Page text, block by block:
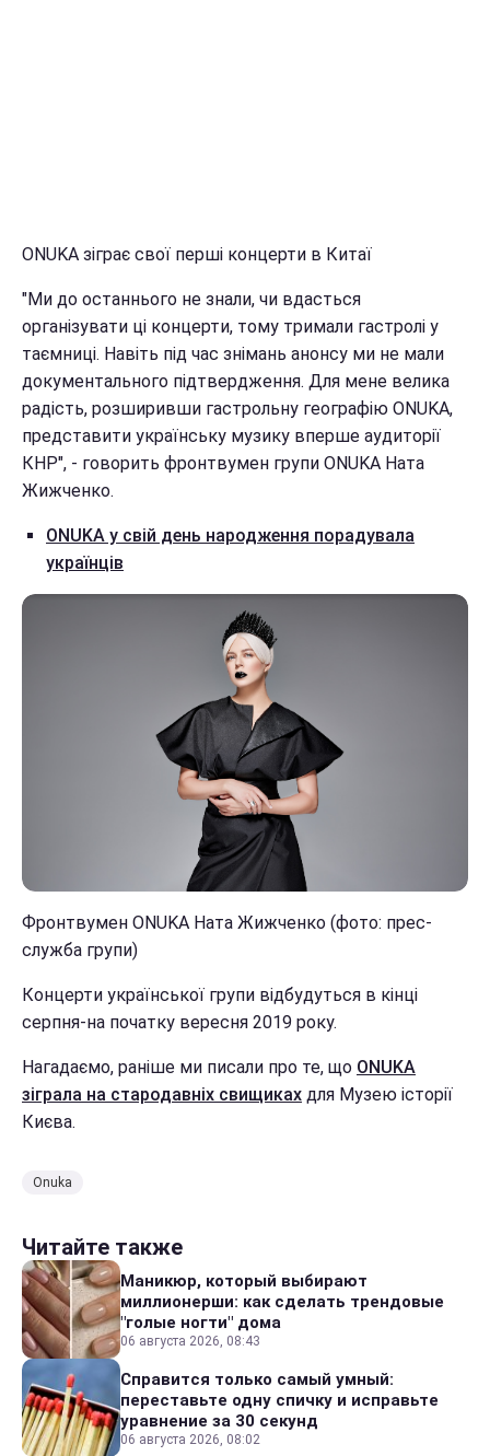
ONUKA зіграє свої перші концерти в Китаї
"Ми до останнього не знали, чи вдасться
організувати ці концерти, тому тримали гастролі у
таємниці. Навіть під час знімань анонсу ми не мали
документального підтвердження. Для мене велика
радість, розширивши гастрольну географію ONUKA,
представити українську музику вперше аудиторії
КНР", - говорить фронтвумен групи ONUKA Ната
Жижченко.
ONUKA у свій день народження порадувала
українців
Фронтвумен ONUKA Ната Жижченко (фото: прес-
служба групи)
Концерти української групи відбудуться в кінці
серпня-на початку вересня 2019 року.
Нагадаємо, раніше ми писали про те, що ONUKA
зіграла на стародавніх свищиках для Музею історії
Києва.
Onuka
Читайте также
Маникюр, который выбирают
миллионерши: как сделать трендовые
"голые ногти" дома
06 августа 2026, 08:43
Справится только самый умный:
переставьте одну спичку и исправьте
уравнение за 30 секунд
06 августа 2026, 08:02